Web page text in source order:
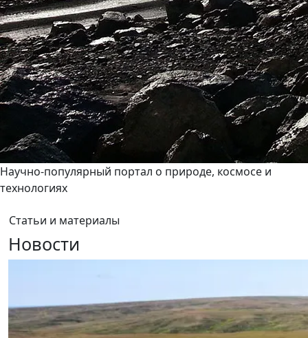
Научно-популярный портал о природе, космосе и
технологиях
Статьи и материалы
Новости